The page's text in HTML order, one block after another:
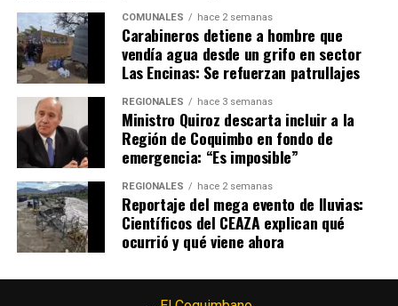
COMUNALES hace 2 semanas
Carabineros detiene a hombre que
vendía agua desde un grifo en sector
Las Encinas: Se refuerzan patrullajes
REGIONALES hace 3 semanas
Ministro Quiroz descarta incluir a la
Región de Coquimbo en fondo de
emergencia: “Es imposible”
REGIONALES hace 2 semanas
Reportaje del mega evento de lluvias:
Científicos del CEAZA explican qué
ocurrió y qué viene ahora